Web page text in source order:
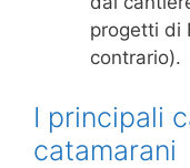
progetti di
contrario).
I principali
catamarani